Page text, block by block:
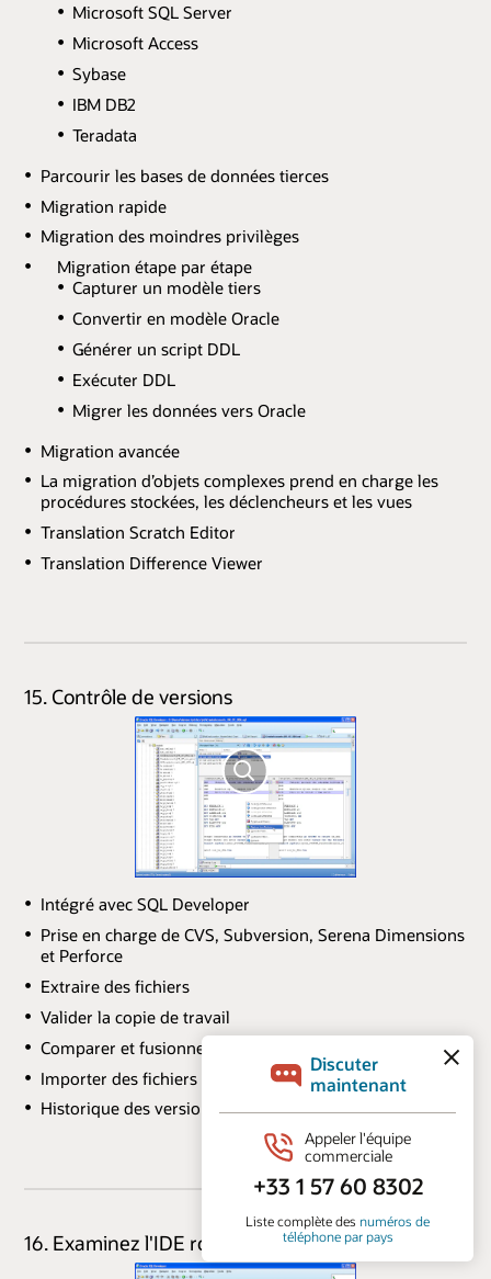
Microsoft SQL Server
Microsoft Access
Sybase
IBM DB2
Teradata
Parcourir les bases de données tierces
Migration rapide
Migration des moindres privilèges
Migration étape par étape
Capturer un modèle tiers
Convertir en modèle Oracle
Générer un script DDL
Exécuter DDL
Migrer les données vers Oracle
Migration avancée
La migration d’objets complexes prend en charge les
procédures stockées, les déclencheurs et les vues
Translation Scratch Editor
Translation Difference Viewer
15. Contrôle de versions
Intégré avec SQL Developer
Prise en charge de CVS, Subversion, Serena Dimensions
et Perforce
Extraire des fichiers
Valider la copie de travail
Comparer et fusionner des fichiers
Importer des fichiers
Historique des versions
16. Examinez l'IDE robuste